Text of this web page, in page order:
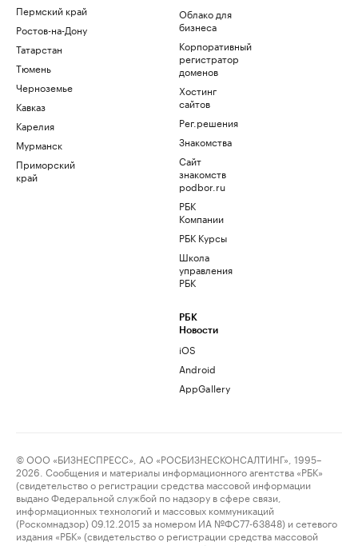
Пермский край
Ростов-на-Дону
Татарстан
Тюмень
Черноземье
Кавказ
Карелия
Мурманск
Приморский
край
Облако для
бизнеса
Корпоративный
регистратор
доменов
Хостинг
сайтов
Рег.решения
Знакомства
Сайт
знакомств
podbor.ru
РБК
Компании
РБК Курсы
Школа
управления
РБК
РБК
Новости
iOS
Android
AppGallery
© ООО «БИЗНЕСПРЕСС», АО «РОСБИЗНЕСКОНСАЛТИНГ», 1995–
2026. Сообщения и материалы информационного агентства «РБК»
(свидетельство о регистрации средства массовой информации
выдано Федеральной службой по надзору в сфере связи,
информационных технологий и массовых коммуникаций
(Роскомнадзор) 09.12.2015 за номером ИА №ФС77-63848) и сетевого
издания «РБК» (свидетельство о регистрации средства массовой